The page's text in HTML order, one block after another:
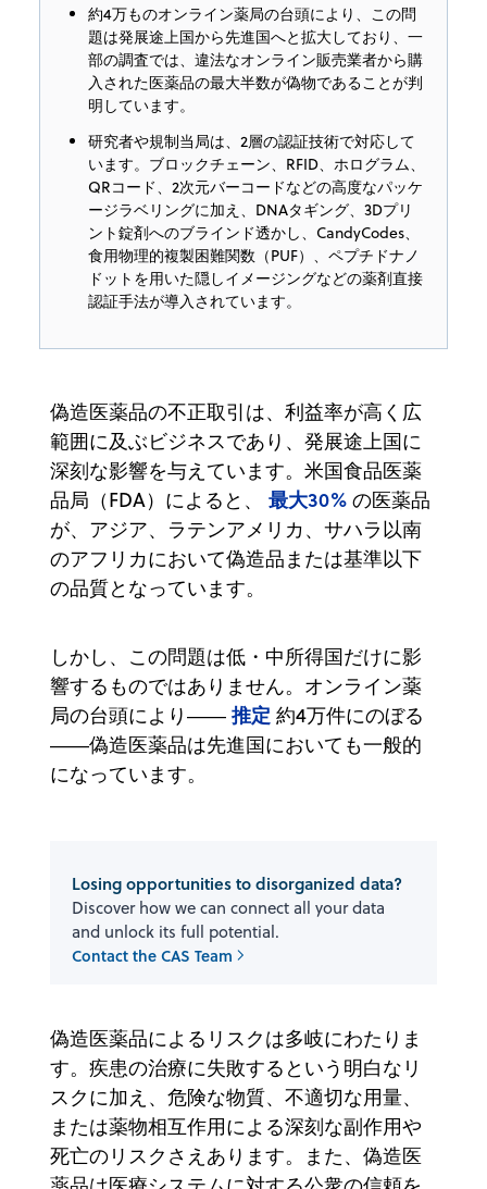
約4万ものオンライン薬局の台頭により、この問
題は発展途上国から先進国へと拡大しており、一
部の調査では、違法なオンライン販売業者から購
入された医薬品の最大半数が偽物であることが判
明しています。
研究者や規制当局は、2層の認証技術で対応して
います。ブロックチェーン、RFID、ホログラム、
QRコード、2次元バーコードなどの高度なパッケ
ージラベリングに加え、DNAタギング、3Dプリ
ント錠剤へのブラインド透かし、CandyCodes、
食用物理的複製困難関数（PUF）、ペプチドナノ
ドットを用いた隠しイメージングなどの薬剤直接
認証手法が導入されています。
偽造医薬品の不正取引は、利益率が高く広
範囲に及ぶビジネスであり、発展途上国に
深刻な影響を与えています。米国食品医薬
品局（FDA）によると、 最大30% の医薬品
が、アジア、ラテンアメリカ、サハラ以南
のアフリカにおいて偽造品または基準以下
の品質となっています。
しかし、この問題は低・中所得国だけに影
響するものではありません。オンライン薬
局の台頭により―― 推定 約4万件にのぼる
――偽造医薬品は先進国においても一般的
になっています。
Losing opportunities to disorganized data?
Discover how we can connect all your data
and unlock its full potential.
Contact the CAS Team
偽造医薬品によるリスクは多岐にわたりま
す。疾患の治療に失敗するという明白なリ
スクに加え、危険な物質、不適切な用量、
または薬物相互作用による深刻な副作用や
死亡のリスクさえあります。また、偽造医